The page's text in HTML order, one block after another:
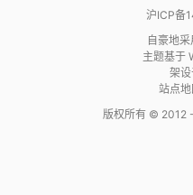
沪ICP备
自豪地采
主题基于
架
站点
版权所有 © 2012